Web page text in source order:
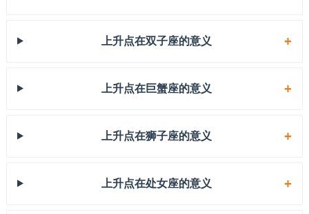
上升点在双子座的意义
上升点在巨蟹座的意义
上升点在狮子座的意义
上升点在处女座的意义